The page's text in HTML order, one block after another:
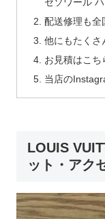
セソワール
配送修理も全
他にもたくさ
お見積はこち
当店の
LOUIS
ット・アク